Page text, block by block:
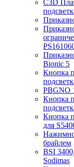
C3D
Bionic 5
Кнопка
PBGNO
Кнопка
Кнопка
для
брайлем
BSI
Sodimas